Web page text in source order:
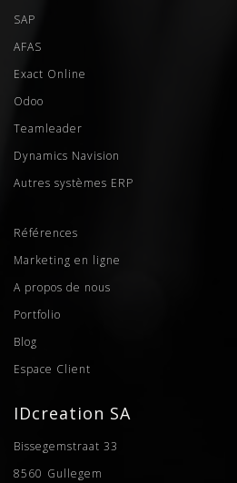
SAP
AFAS
Exact Online
Odoo
Teamleader
Dynamics Navision
Autres systèmes ERP
Références
Marketing en ligne
A propos de nous
Portfolio
Blog
Espace Client
IDcreation SA
Bissegemstraat 33
8560 Gullegem